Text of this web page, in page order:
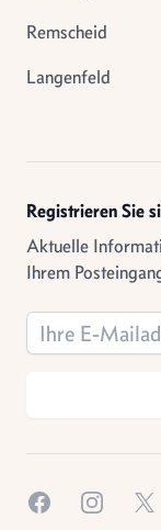
Remscheid
Langenfeld
Registrieren Sie
Aktuelle
Ihrem
Email address
FacebookInstagram